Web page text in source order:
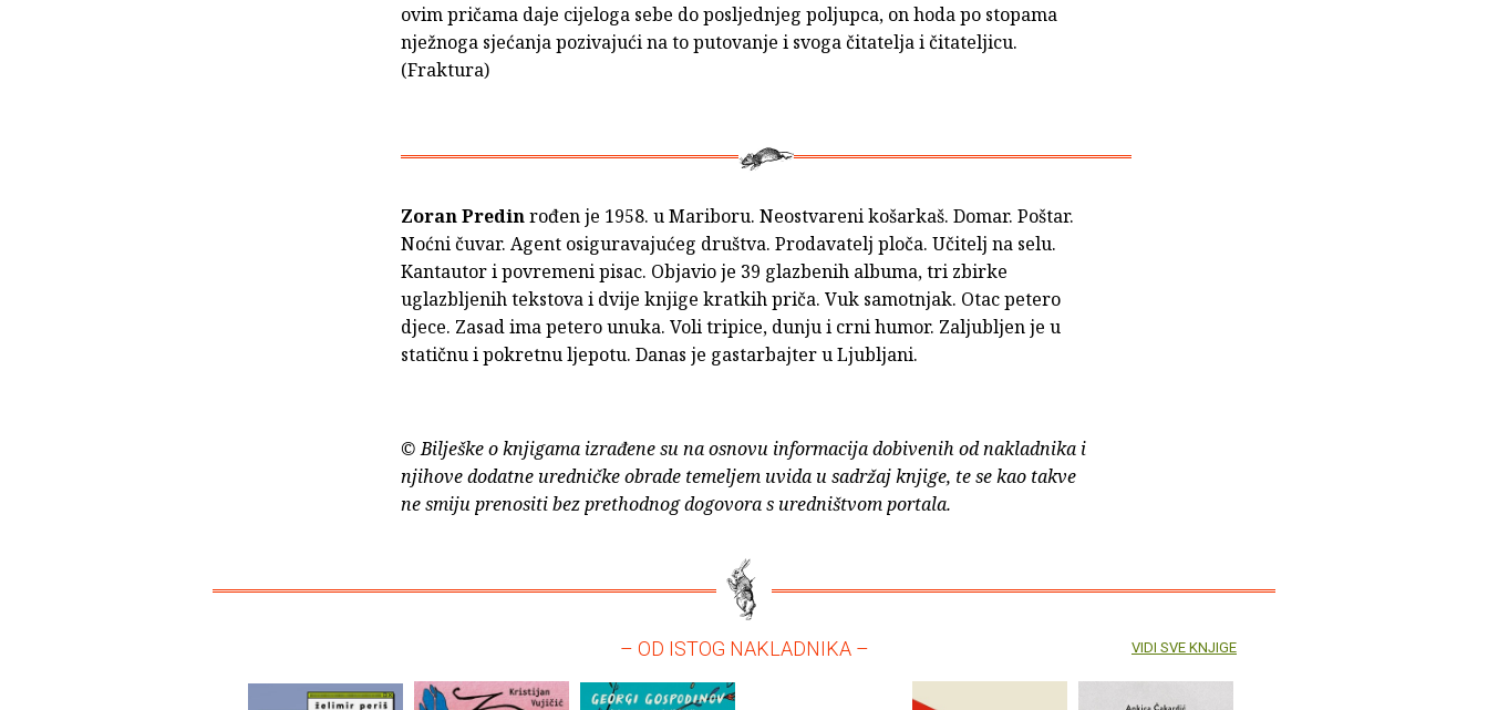
ovim pričama daje cijeloga sebe do posljednjeg poljupca, on hoda po stopama
nježnoga sjećanja pozivajući na to putovanje i svoga čitatelja i čitateljicu.
(Fraktura)
Zoran Predinrođen je 1958. u Mariboru. Neostvareni košarkaš. Domar. Poštar.
Noćni čuvar. Agent osiguravajućeg društva. Prodavatelj ploča. Učitelj na selu.
Kantautor i povremeni pisac. Objavio je 39 glazbenih albuma, tri zbirke
uglazbljenih tekstova i dvije knjige kratkih priča. Vuk samotnjak. Otac petero
djece. Zasad ima petero unuka. Voli tripice, dunju i crni humor. Zaljubljen je u
statičnu i pokretnu ljepotu. Danas je gastarbajter u Ljubljani.
© Bilješke o knjigama izrađene su na osnovu informacija dobivenih od nakladnika i
njihove dodatne uredničke obrade temeljem uvida u sadržaj knjige, te se kao takve
ne smiju prenositi bez prethodnog dogovora s uredništvom portala.
– OD ISTOG NAKLADNIKA – VIDI SVE KNJIGE